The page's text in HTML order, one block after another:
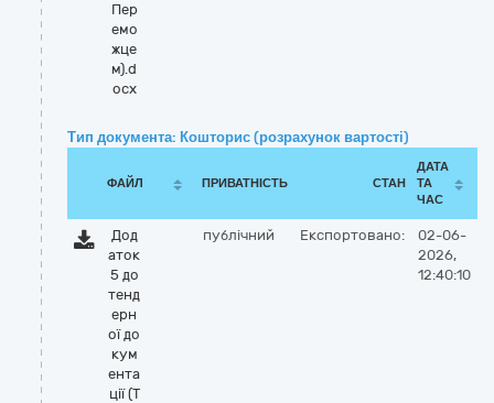
Пер
емо
жце
м).d
ocx
Тип документа: Кошторис (розрахунок вартості)
ФАЙЛ ПРИВАТНІСТЬ СТАН
ДАТА
ТА
ЧАС
Дод
аток
5 до
тенд
ерн
ої до
кум
ента
ції (Т
публічний Експортовано:
02-06-
2026,
12:40:10